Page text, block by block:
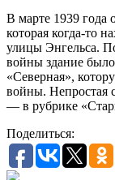
В марте 1939 года
которая когда-то
улицы Энгельса.
войны здание
«Северная»,
войны. Непростая
— в рубрике
Поделиться: